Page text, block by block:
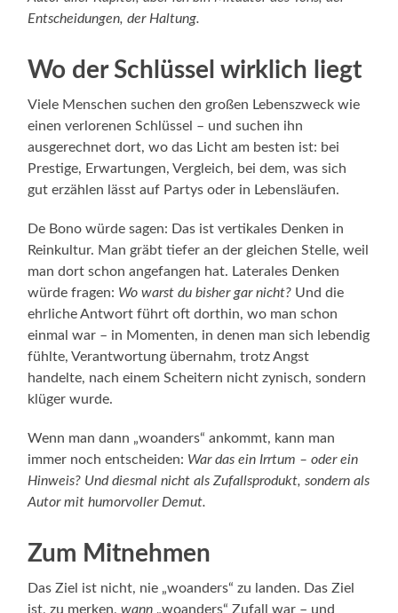
Entscheidungen, der Haltung.
Wo der Schlüssel wirklich liegt
Viele Menschen suchen den großen Lebenszweck wie
einen verlorenen Schlüssel – und suchen ihn
ausgerechnet dort, wo das Licht am besten ist: bei
Prestige, Erwartungen, Vergleich, bei dem, was sich
gut erzählen lässt auf Partys oder in Lebensläufen.
De Bono würde sagen: Das ist vertikales Denken in
Reinkultur. Man gräbt tiefer an der gleichen Stelle, weil
man dort schon angefangen hat. Laterales Denken
würde fragen: Wo warst du bisher gar nicht? Und die
ehrliche Antwort führt oft dorthin, wo man schon
einmal war – in Momenten, in denen man sich lebendig
fühlte, Verantwortung übernahm, trotz Angst
handelte, nach einem Scheitern nicht zynisch, sondern
klüger wurde.
Wenn man dann „woanders“ ankommt, kann man
immer noch entscheiden: War das ein Irrtum – oder ein
Hinweis? Und diesmal nicht als Zufallsprodukt, sondern als
Autor mit humorvoller Demut.
Zum Mitnehmen
Das Ziel ist nicht, nie „woanders“ zu landen. Das Ziel
ist, zu merken,wann „woanders“ Zufall war – und